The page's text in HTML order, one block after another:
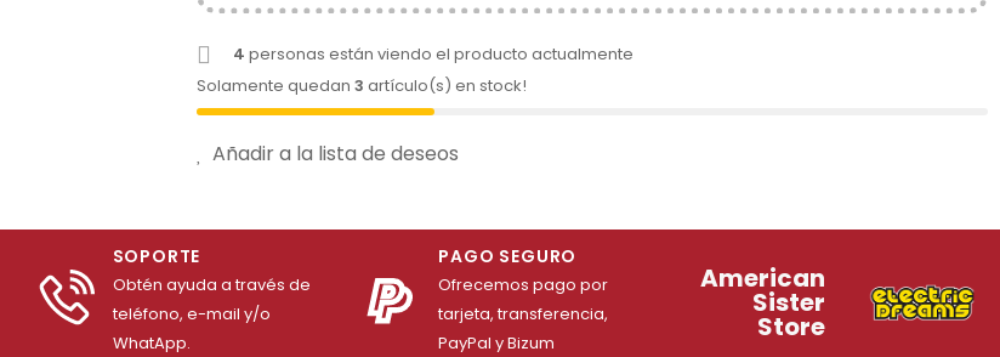
4 personas están viendo el producto actualmente
Solamente quedan 3 artículo(s) en stock!
Añadir a la lista de deseos
SOPORTE
Obtén ayuda a través de
teléfono, e-mail y/o
WhatApp.
PAGO SEGURO
Ofrecemos pago por
tarjeta, transferencia,
PayPal y Bizum
American
Sister
Store